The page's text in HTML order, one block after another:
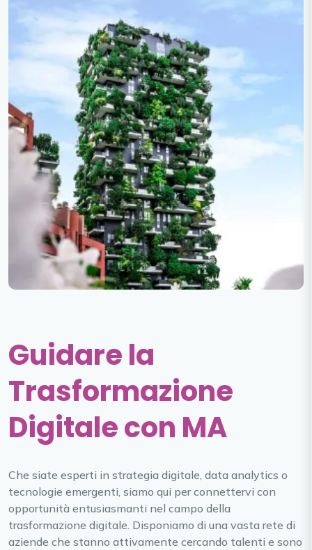
Guidare la
Trasformazione
Digitale con MA
Che siate esperti in strategia digitale, data analytics o
tecnologie emergenti, siamo qui per connettervi con
opportunità entusiasmanti nel campo della
trasformazione digitale. Disponiamo di una vasta rete di
aziende che stanno attivamente cercando talenti e sono